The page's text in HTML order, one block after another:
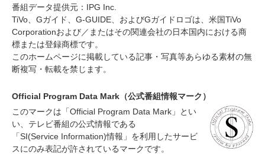
番組データ提供元：IPG Inc.
TiVo、Gガイド、G-GUIDE、およびGガイドロゴは、米国TiVo
Corporationおよび／またはその関連会社の日本国内における商
標または登録商標です。
このホームページに掲載している記事・写真等あらゆる素材の無
断複写・転載を禁じます。
Official Program Data Mark（公式番組情報マーク）
このマークは「Official Program Data Mark」とい
い、テレビ番組の公式情報である
「SI(Service Information)情報」を利用したサービ
スにのみ表記が許されているマークです。